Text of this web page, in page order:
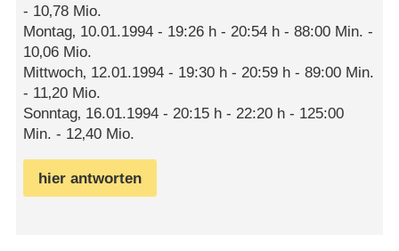
- 10‚78 Mio.
Montag‚ 10.01.1994 - 19:26 h - 20:54 h - 88:00 Min. -
10‚06 Mio.
Mittwoch‚ 12.01.1994 - 19:30 h - 20:59 h - 89:00 Min.
- 11‚20 Mio.
Sonntag‚ 16.01.1994 - 20:15 h - 22:20 h - 125:00
Min. - 12‚40 Mio.
hier antworten